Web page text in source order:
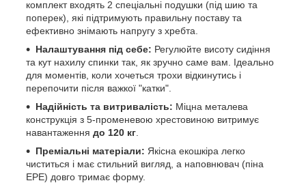
комплект входять 2 спеціальні подушки (під шию та
поперек), які підтримують правильну поставу та
ефективно знімають напругу з хребта.
Налаштування під себе: Регулюйте висоту сидіння
та кут нахилу спинки так, як зручно саме вам. Ідеально
для моментів, коли хочеться трохи відкинутись і
перепочити після важкої "катки".
Надійність та витривалість: Міцна металева
конструкція з 5-променевою хрестовиною витримує
навантаження до 120 кг
Преміальні матеріали: Якісна екошкіра легко
чиститься і має стильний вигляд, а наповнювач (піна
EPE) довго тримає форму.